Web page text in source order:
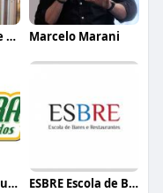
Carlos Henrique de Faria Vasconcelos Marcelo Marani
Nogueira Brinquedos ESBRE Escola de Bares e Restaurantes